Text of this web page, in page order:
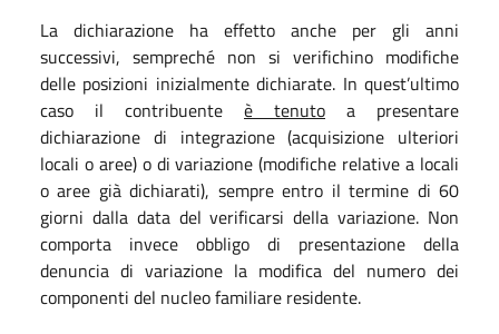
La dichiarazione ha effetto anche per gli anni
successivi, sempreché non si verifichino modifiche
delle posizioni inizialmente dichiarate. In quest’ultimo
caso il contribuente è tenuto a presentare
dichiarazione di integrazione (acquisizione ulteriori
locali o aree) o di variazione (modifiche relative a locali
o aree già dichiarati), sempre entro il termine di 60
giorni dalla data del verificarsi della variazione. Non
comporta invece obbligo di presentazione della
denuncia di variazione la modifica del numero dei
componenti del nucleo familiare residente.